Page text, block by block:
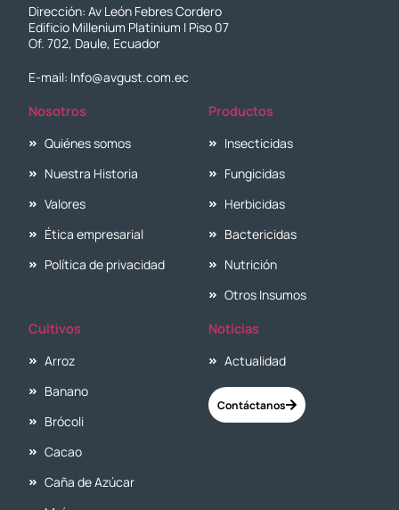
Dirección: Av León Febres Cordero
Edificio Millenium Platinium I Piso 07
Of. 702, Daule, Ecuador
E-mail: Info@avgust.com.ec
Nosotros
Quiénes somos
Nuestra Historia
Valores
Ética empresarial
Política de privacidad
Productos
Insecticidas
Fungicidas
Herbicidas
Bactericidas
Nutrición
Otros Insumos
Cultivos
Arroz
Banano
Brócoli
Cacao
Caña de Azúcar
Noticias
Actualidad
Contáctanos